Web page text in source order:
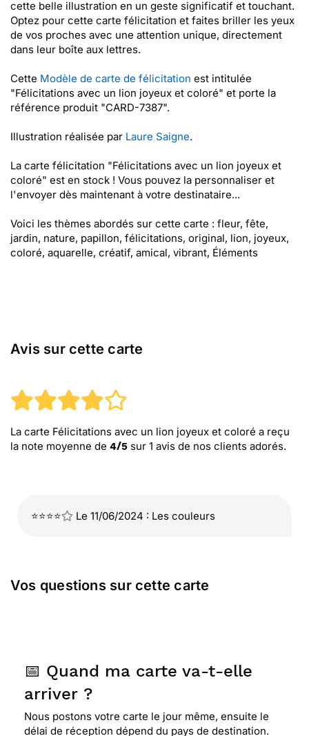
cette belle illustration en un geste significatif et touchant.
Optez pour cette carte félicitation et faites briller les yeux
de vos proches avec une attention unique, directement
dans leur boîte aux lettres.
Cette Modèle de carte de félicitation est intitulée
"Félicitations avec un lion joyeux et coloré" et porte la
référence produit "CARD-7387".
Illustration réalisée par Laure Saigne.
La carte félicitation "Félicitations avec un lion joyeux et
coloré" est en stock ! Vous pouvez la personnaliser et
l'envoyer dès maintenant à votre destinataire...
Voici les thèmes abordés sur cette carte : fleur, fête,
jardin, nature, papillon, félicitations, original, lion, joyeux,
coloré, aquarelle, créatif, amical, vibrant, Éléments
Avis sur cette carte
La carte Félicitations avec un lion joyeux et coloré a reçu
la note moyenne de 4/5 sur 1 avis de nos clients adorés.
⭐⭐⭐⭐ Le 11/06/2024 : Les couleurs
Vos questions sur cette carte
📅 Quand ma carte va-t-elle
arriver ?
Nous postons votre carte le jour même, ensuite le
délai de réception dépend du pays de destination.